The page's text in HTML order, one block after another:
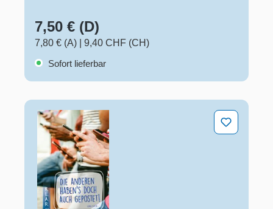
7,50 € (D)
7,80 € (A)
9,40 CHF (CH)
Sofort lieferbar
Die anderen haben's doch auch gepostet!